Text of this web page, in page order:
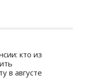
кто из
в августе